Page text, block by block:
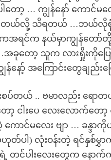
ါတော့ … ကျွန်နော် ကောင်
းတယ်လို့ သိရတယ် …ဘယ်လိုစုံ
အရင်က နယ်မှာကျွန်တော်
ခုတော့ သူက လားရှိုးကိုပြ
န်နော့် အကြောင်းတွေချည်း
ပ်တယ် .. ဗမာလည်း ရောတ
ငါးပေ လေးလောက်တော့
ကောင်မလေး ဗျာ … ခန္ဒ
ဟုတ်ပါ) လုံးဝန်းတဲ့ ရင်နှစ်
တင်ပါးလေးတွေက နောက်